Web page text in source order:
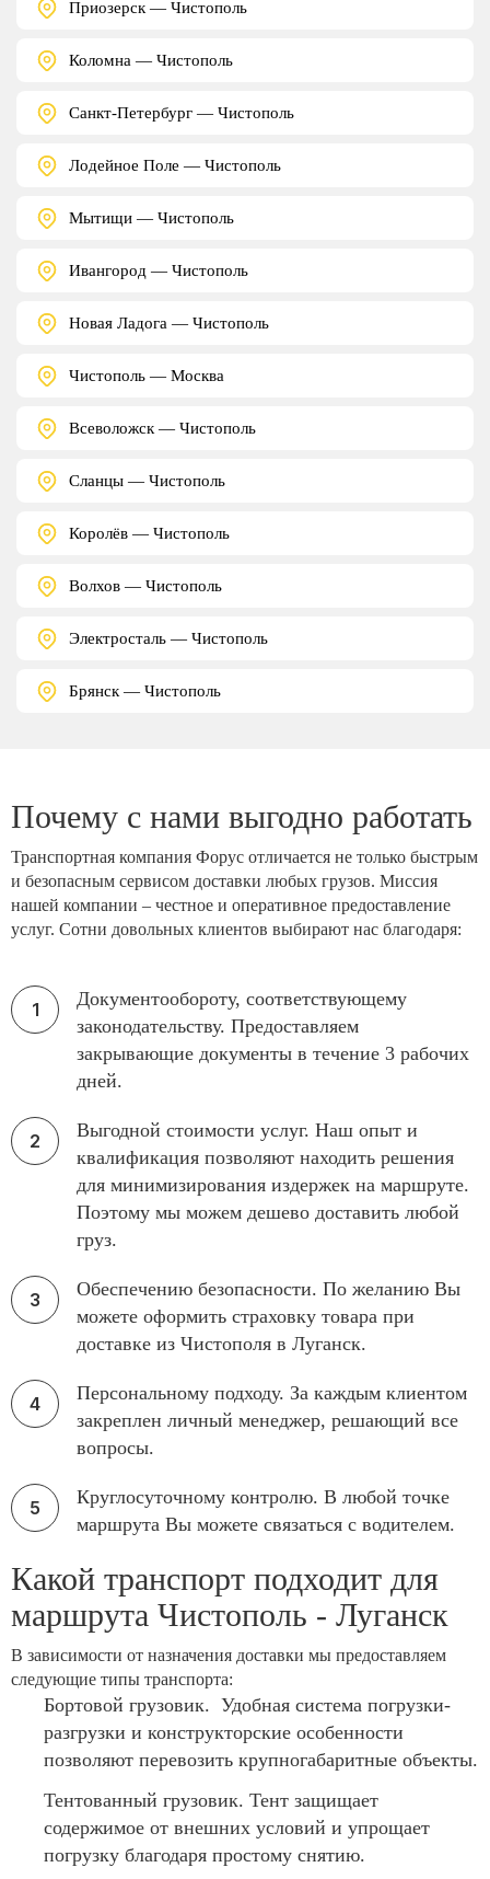
Приозерск — Чистополь
Коломна — Чистополь
Санкт-Петербург — Чистополь
Лодейное Поле — Чистополь
Мытищи — Чистополь
Ивангород — Чистополь
Новая Ладога — Чистополь
Чистополь — Москва
Всеволожск — Чистополь
Сланцы — Чистополь
Королёв — Чистополь
Волхов — Чистополь
Электросталь — Чистополь
Брянск — Чистополь
Почему с нами выгодно работать
Транспортная компания Форус отличается не только быстрым
и безопасным сервисом доставки любых грузов. Миссия
нашей компании – честное и оперативное предоставление
услуг. Сотни довольных клиентов выбирают нас благодаря:
Документообороту, соответствующему
законодательству. Предоставляем
закрывающие документы в течение 3 рабочих
дней.
Выгодной стоимости услуг. Наш опыт и
квалификация позволяют находить решения
для минимизирования издержек на маршруте.
Поэтому мы можем дешево доставить любой
груз.
Обеспечению безопасности. По желанию Вы
можете оформить страховку товара при
доставке из Чистополя в Луганск.
Персональному подходу. За каждым клиентом
закреплен личный менеджер, решающий все
вопросы.
Круглосуточному контролю. В любой точке
маршрута Вы можете связаться с водителем.
Какой транспорт подходит для
маршрута Чистополь - Луганск
В зависимости от назначения доставки мы предоставляем
следующие типы транспорта:
Бортовой грузовик. Удобная система погрузки-
разгрузки и конструкторские особенности
позволяют перевозить крупногабаритные объекты.
Тентованный грузовик. Тент защищает
содержимое от внешних условий и упрощает
погрузку благодаря простому снятию.